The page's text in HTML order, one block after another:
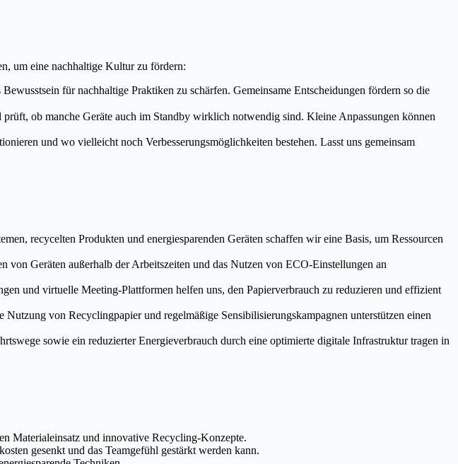
um eine nachhaltige Kultur zu fördern:
für nachhaltige Praktiken zu schärfen. Gemeinsame Entscheidungen fördern so die
ob manche Geräte auch im Standby wirklich notwendig sind. Kleine Anpassungen können
und wo vielleicht noch Verbesserungsmöglichkeiten bestehen. Lasst uns gemeinsam
recycelten Produkten und energiesparenden Geräten schaffen wir eine Basis, um Ressourcen
Geräten außerhalb der Arbeitszeiten und das Nutzen von ECO-Einstellungen an
und virtuelle Meeting-Plattformen helfen uns, den Papierverbrauch zu reduzieren und effizient
von Recyclingpapier und regelmäßige Sensibilisierungskampagnen unterstützen einen
sowie ein reduzierter Energieverbrauch durch eine optimierte digitale Infrastruktur tragen in
Materialeinsatz und innovative Recycling-Konzepte.
gesenkt und das Teamgefühl gestärkt werden kann.